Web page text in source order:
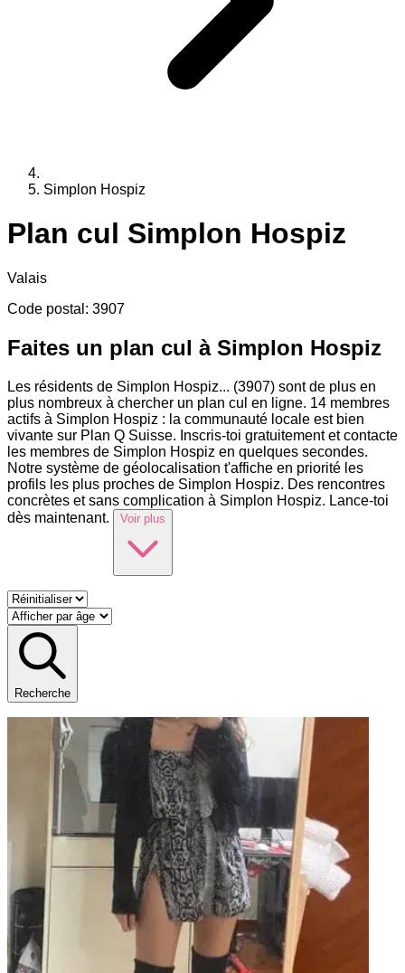
Simplon Hospiz
Plan cul Simplon Hospiz
Valais
Code postal : 3907
Faites un plan cul à Simplon Hospiz
Les résidents de Simplon Hospiz... (3907) sont de plus en
plus nombreux à chercher un plan cul en ligne. 14 membres
actifs à Simplon Hospiz : la communauté locale est bien
vivante sur Plan Q Suisse. Inscris-toi gratuitement et contacte
les membres de Simplon Hospiz en quelques secondes.
Notre système de géolocalisation t'affiche en priorité les
profils les plus proches de Simplon Hospiz. Des rencontres
concrètes et sans complication à Simplon Hospiz. Lance-toi
dès maintenant.
Voir plus
Recherche